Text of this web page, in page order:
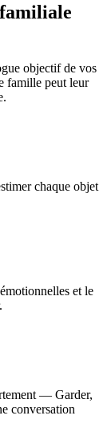
objectif de vos
famille peut leur
chaque objet
et le
— Garder,
conversation